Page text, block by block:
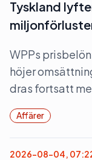
Tyskland
WPPs
höjer
dras fortsatt
Affärer
2026-08-04,